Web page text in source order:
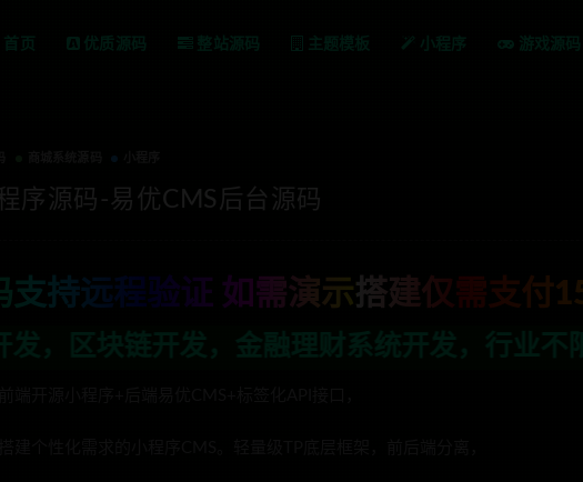
首页 优质源码 整站源码 主题模板 小程序 游戏源码
序源码-易优CMS后台源码
支持远程验证 如需演示搭建仅需支付
金融理财系统开发，行业不限，全栈技术